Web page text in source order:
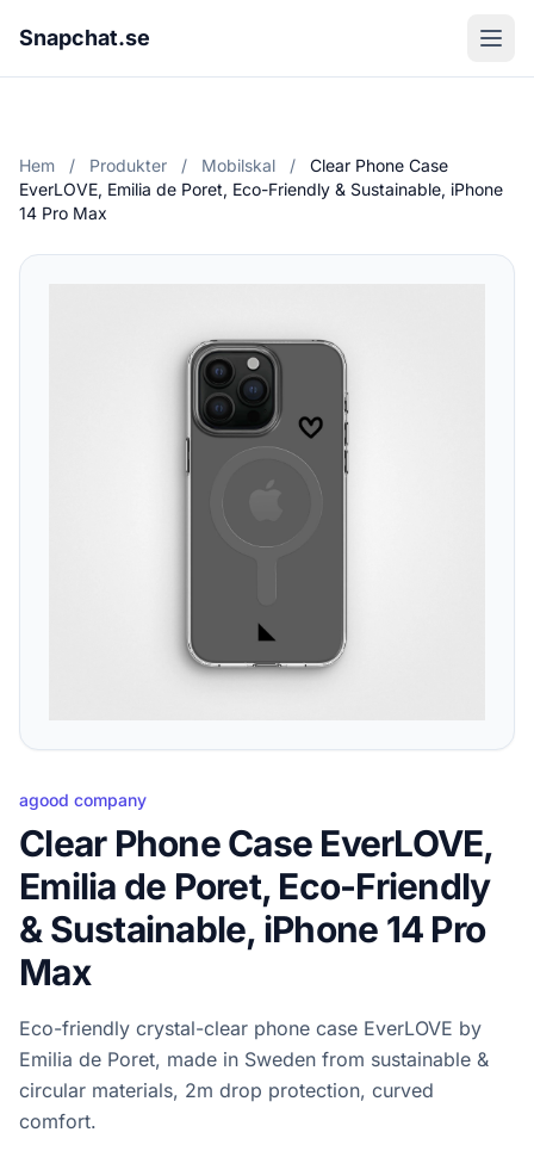
Snapchat.se
Hem / Produkter / Mobilskal /
Clear Phone Case
EverLOVE, Emilia de Poret, Eco-Friendly & Sustainable, iPhone
14 Pro Max
agood company
Clear Phone Case EverLOVE,
Emilia de Poret, Eco-Friendly
& Sustainable, iPhone 14 Pro
Max
Eco-friendly crystal-clear phone case EverLOVE by
Emilia de Poret, made in Sweden from sustainable &
circular materials, 2m drop protection, curved
comfort.